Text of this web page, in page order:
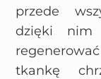
przede
dzięki nim
tkankę